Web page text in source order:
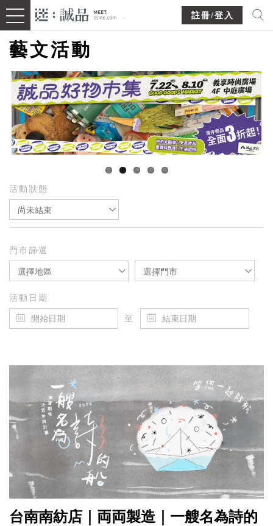
註冊/登入
藝文活動
活動狀態
尚未結束
門市篩選
選擇地區 選擇門市
活動日期
至
台南南紡店｜両両製造｜一艘名為詩的